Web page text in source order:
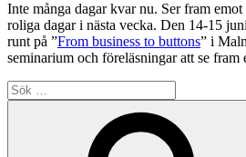
Inte många dagar kvar nu. Ser fram emot
roliga dagar i nästa vecka. Den 14-15
runt på ”From business to buttons” i
seminarium och föreläsningar att se fram
Sök
efter: